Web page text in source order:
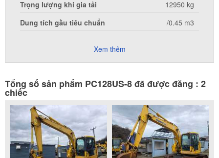
Trọng lượng khi gia tải
12950 kg
Dung tích gầu tiêu chuẩn
/0.45 m3
Xem thêm
Tổng số sản phẩm PC128US-8 đã được đăng : 2
chiếc